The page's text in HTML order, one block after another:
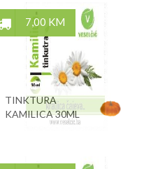
7,00 KM
TINKTURA
KAMILICA 30ML